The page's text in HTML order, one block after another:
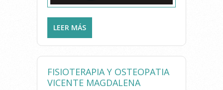
LEER MÁS
FISIOTERAPIA Y OSTEOPATIA
VICENTE MAGDALENA